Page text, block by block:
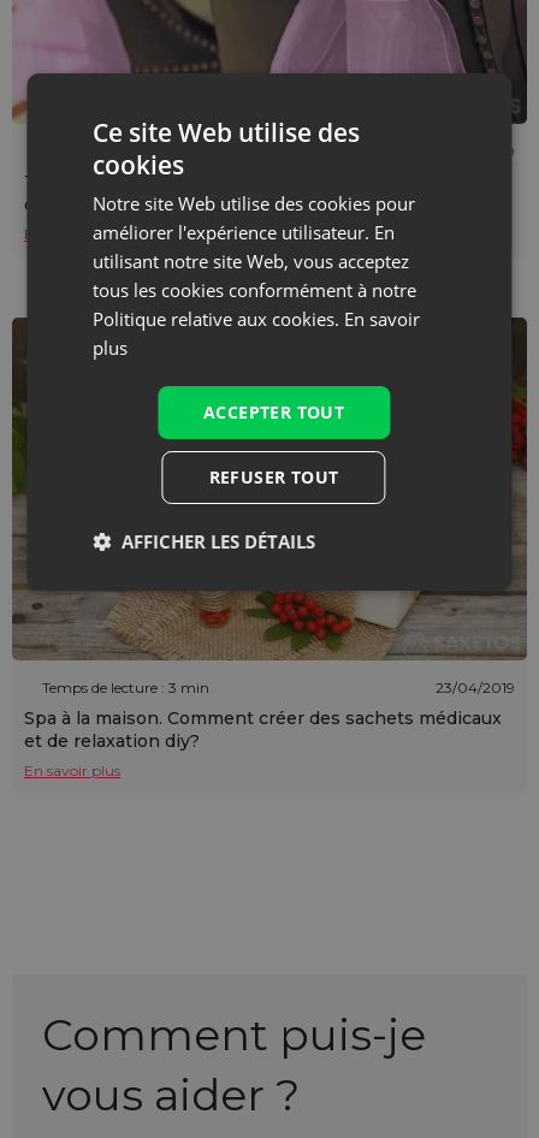
Temps de lecture : 5 min 15/11/2019
Tissu organdi - décorations de maison, de table, de
chambre
En savoir plus
Temps de lecture : 3 min 23/04/2019
Spa à la maison. Comment créer des sachets médicaux
et de relaxation diy?
En savoir plus
Comment puis-je
vous aider ?
Ce site Web utilise des
cookies
Notre site Web utilise des cookies pour
améliorer l'expérience utilisateur. En
utilisant notre site Web, vous acceptez
tous les cookies conformément à notre
Politique relative aux cookies. En savoir
plus
ACCEPTER TOUT
REFUSER TOUT
AFFICHER LES DÉTAILS